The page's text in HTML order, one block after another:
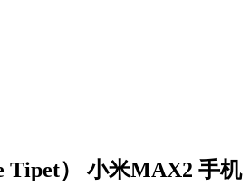
Tipet） 小米MAX2 手机